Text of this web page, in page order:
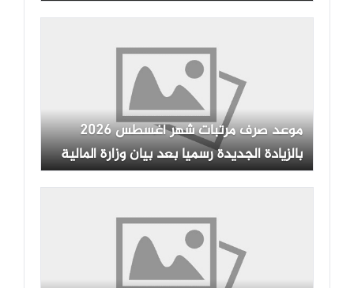
موعد صرف مرتبات شهر أغسطس 2026
بالزيادة الجديدة رسميا بعد بيان وزارة المالية